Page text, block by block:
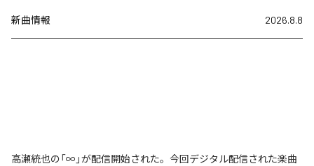
新曲情報 2026.8.8
高瀬統也の「∞」が配信開始された。今回デジタル配信された楽曲